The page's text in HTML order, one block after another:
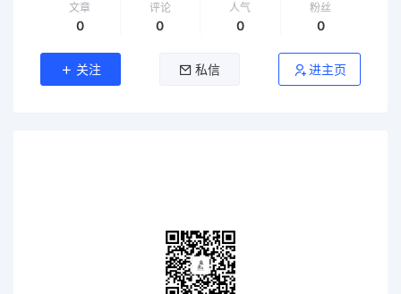
文章
0
评论
0
人气
0
粉丝
0
关注 私信 进主页